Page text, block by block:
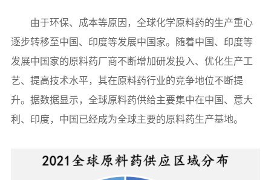
由于环保、成本等原因，全球化学原料药的生产重心
逐步转移至中国、印度等发展中国家。随着中国、印度等
发展中国家的原料药厂商不断增加研发投入、优化生产工
艺、提高技术水平，其在原料药行业的竞争地位不断提
升。据数据显示，全球原料药供给主要集中在中国、意大
利、印度，中国已经成为全球主要的原料药生产基地。